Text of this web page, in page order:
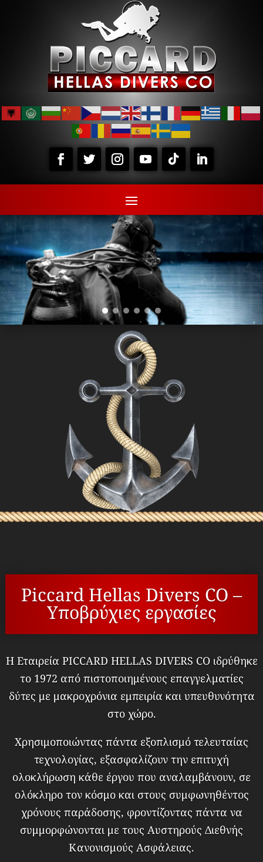
Piccard Hellas Divers CO –
Υποβρύχιες εργασίες
Η Εταιρεία PICCARD HELLAS DIVERS CO ιδρύθηκε
το 1972 από πιστοποιημένους επαγγελματίες
δύτες με μακροχρόνια εμπειρία και υπευθυνότητα
στο χώρο.
Χρησιμοποιώντας πάντα εξοπλισμό τελευταίας
τεχνολογίας, εξασφαλίζουν την επιτυχή
ολοκλήρωση κάθε έργου που αναλαμβάνουν, σε
ολόκληρο τον κόσμο και στους συμφωνηθέντος
χρόνους παράδοσης, φροντίζοντας πάντα να
συμμορφώνονται με τους Αυστηρούς Διεθνής
Κανονισμούς Ασφάλειας.